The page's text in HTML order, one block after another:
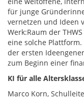
für junge
vernetzen und Ideen
Werk:Raum der
eine solche
der ersten
zum Beginn einer
KI für alle
Marco Korn,